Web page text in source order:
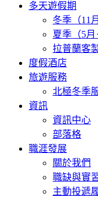
多天遊假期
冬季（11
夏季（5月
拉普蘭客
度假酒店
旅遊服務
北極冬季
資訊
資訊中心
部落格
職涯發展
關於我們
職缺與實
主動投遞